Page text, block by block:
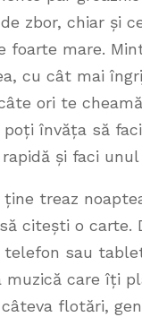
zbor, chiar și
foarte mare.
cu cât mai
ori te
poți învăța să
și faci
ține treaz
citești o
telefon sau
muzică care îți
flotări,